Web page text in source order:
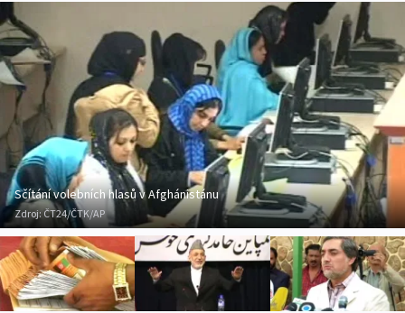
Sčítání volebních hlasů v Afghánistánu
Zdroj:ČT24/ČTK/AP